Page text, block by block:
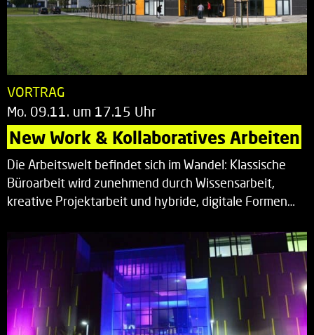
VORTRAG
Mo. 09.11. um 17.15 Uhr
New Work & Kollaboratives Arbeiten
Die Arbeitswelt befindet sich im Wandel: Klassische
Büroarbeit wird zunehmend durch Wissensarbeit,
kreative Projektarbeit und hybride, digitale Formen…